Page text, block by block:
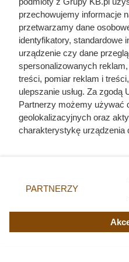
Kabanosy
Tarczyński
Exclusive, 105
g
2+1 za 1
Oliwa extra
virgin, Basso,
1 l
1+1 za 1
przechowujemy informacje
przetwarzamy dane
identyfikatory, standardowe
urządzenie czy dane
spersonalizowanych
treści, pomiar reklam i
ulepszanie usług. Za
Partnerzy możemy używać
geolokalizacyjnych oraz
charakterystykę urządzenia
zmienić/wycofać klikając
znajdujący się w lewym
użytkownika, ale masz
przetwarzaniu. Preferencje
PARTNERZY